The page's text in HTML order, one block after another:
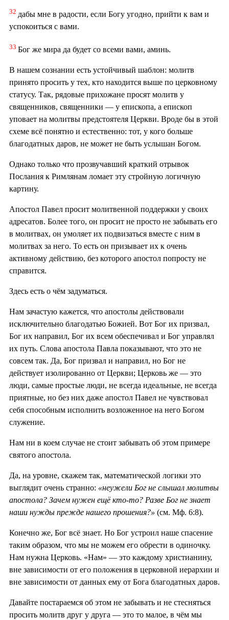
32 дабы мне в радости, если Богу угодно, прийти к вам и
успокоиться с вами.
33 Бог же мира да будет со всеми вами, аминь.
В нашем сознании есть устойчивый шаблон: молитв
принято просить у тех, кто находится выше по церковному
статусу. Так, рядовые прихожане просят молитв у
священников, священники — у епископа, а епископ
уповает на молитвы предстоятеля Церкви. Вроде бы в этой
схеме всё понятно и естественно: тот, у кого больше
благодатных даров, не может не быть услышан Богом.
Однако только что прозвучавший краткий отрывок
Послания к Римлянам ломает эту стройную логичную
картину.
Апостол Павел просит молитвенной поддержки у своих
адресатов. Более того, он просит не просто не забывать его
в молитвах, он умоляет их подвизаться вместе с ним в
молитвах за него. То есть он призывает их к очень
активному действию, без которого апостол попросту не
справится.
Здесь есть о чём задуматься.
Нам зачастую кажется, что апостолы действовали
исключительно благодатью Божией. Вот Бог их призвал,
Бог их направил, Бог их всем обеспечивал и Бог управлял
их путь. Слова апостола Павла показывают, что это не
совсем так. Да, Бог призвал и направил, но Бог не
действует изолированно от Церкви; Церковь же — это
люди, самые простые люди, не всегда идеальные, не всегда
приятные, но без них даже апостол Павел не чувствовал
себя способным исполнить возложенное на него Богом
служение.
Нам ни в коем случае не стоит забывать об этом примере
святого апостола.
Да, на уровне, скажем так, математической логики это
выглядит очень странно: «неужели Бог не слышал молитвы
апостола? Зачем нужен ещё кто-то? Разве Бог не знает
наши нужды прежде нашего прошения?» (см. Мф. 6:8).
Конечно же, Бог всё знает. Но Бог устроил наше спасение
таким образом, что мы не можем его обрести в одиночку.
Нам нужна Церковь. «Нам» — это каждому христианину,
вне зависимости от его положения в церковной иерархии и
вне зависимости от данных ему от Бога благодатных даров.
Давайте постараемся об этом не забывать и не стесняться
просить молитв друг у друга — это то малое, в чём мы